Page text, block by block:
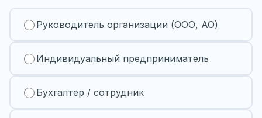
Руководитель организации (ООО, АО)
Индивидуальный предприниматель
Бухгалтер / сотрудник